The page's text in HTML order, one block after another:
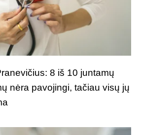
8 iš 10 juntamų
nėra pavojingi, tačiau visų jų